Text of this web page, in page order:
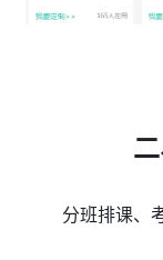
分班排课、